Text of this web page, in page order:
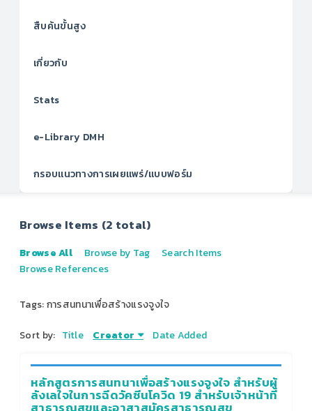
สืบค้นขั้นสูง
เกี่ยวกับ
Stats
e-Library DMH
กรอบแนวทางการเผยแพร่/แบบฟอร์ม
Browse Items (2 total)
Browse All Browse by Tag
Search Items
Browse References
Tags: การสนทนาเพื่อสร้างแรงจูงใจ
Sort by: Title Creator Date Added
หลักสูตรการสนทนาเพื่อสร้างแรงจูงใจ สำหรับผู้
ลังเลใจในการฉีดวัคซีนโควิด 19 สำหรับเจ้าหน้าที่